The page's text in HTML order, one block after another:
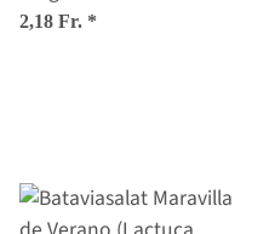
Red Buff' (Calendula
2,18 Fr. *